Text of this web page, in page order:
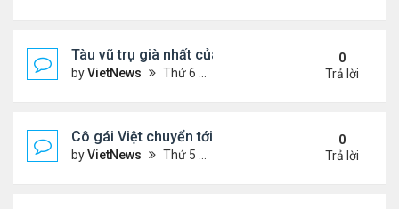
Tàu vũ trụ già nhất của NASA tròn 45 tuổi
byVietNews Thứ 6 Tháng 8 19, 2022 4:29 pm
0
Trả lời
Cô gái Việt chuyển tới Nepal sống vì mê leo núi
byVietNews Thứ 5 Tháng 8 18, 2022 5:32 pm
0
Trả lời